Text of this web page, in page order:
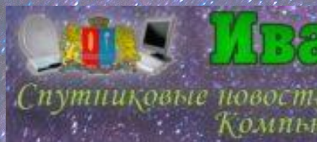
Перейти
к
содержимому